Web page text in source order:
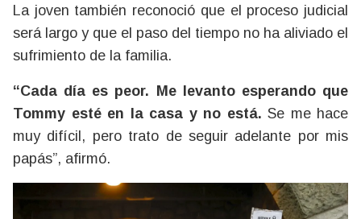
La joven también reconoció que el proceso judicial
será largo y que el paso del tiempo no ha aliviado el
sufrimiento de la familia.
“Cada día es peor. Me levanto esperando que
Tommy esté en la casa y no está. Se me hace
muy difícil, pero trato de seguir adelante por mis
papás”, afirmó.